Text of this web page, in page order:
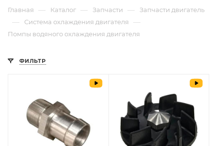
Главная — Каталог — Запчасти — Запчасти двигатель
— Система охлаждения двигателя —
Помпы водяного охлаждения двигателя
ФИЛЬТР